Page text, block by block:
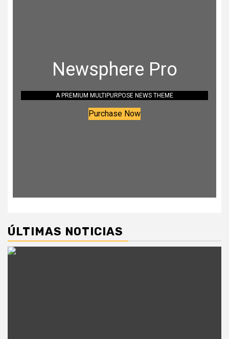
Newsphere Pro
A PREMIUM MULTIPURPOSE NEWS THEME
Purchase Now
ÚLTIMAS NOTICIAS